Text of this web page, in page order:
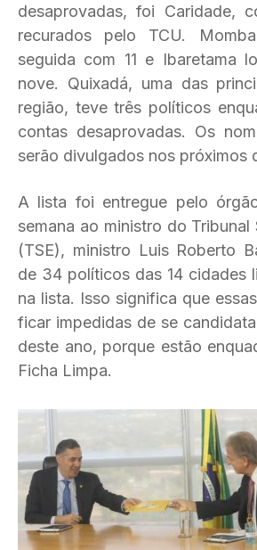
desaprovadas, foi Caridade,
recurados pelo TCU.
seguida com 11 e Ibaretama
nove. Quixadá, uma das
região, teve três políticos
contas desaprovadas. Os
serão divulgados nos próximos
A lista foi entregue pelo
semana ao ministro do Tribunal
(TSE), ministro Luis Roberto
de 34 políticos das 14 cidades
na lista. Isso significa que
ficar impedidas de se
deste ano, porque estão
Ficha Limpa.